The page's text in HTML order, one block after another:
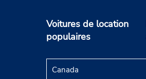
Voitures de location
populaires